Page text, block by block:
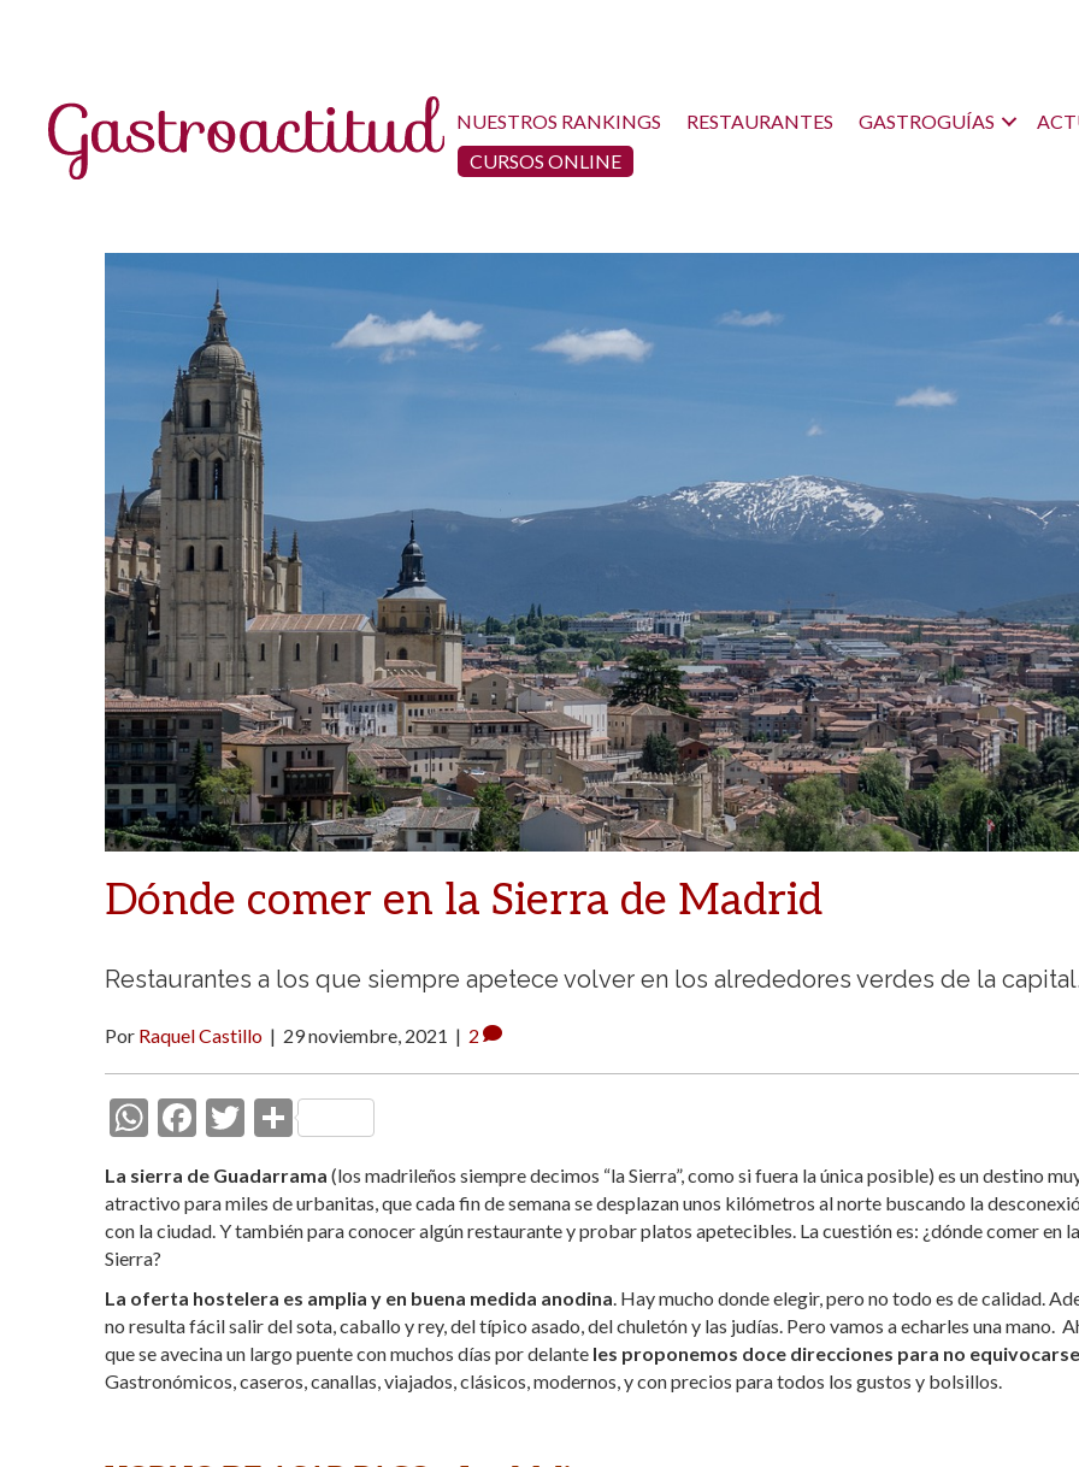
NUESTROS RANKINGS RESTAURANTES GASTROGUÍAS
CURSOS ONLINE
Dónde comer en la Sierra de Madrid
Restaurantes a los que siempre apetece volver en los alrededores verdes de la
Por Raquel Castillo | 29 noviembre, 2021 | 2
W
at
s
A
p
p
F
e
b
o
k
T
itt
er
C
m
p
ti
r
La sierra de Guadarrama (los madrileños siempre decimos “la Sierra”, como si fuera la única posible) es un destino
atractivo para miles de urbanitas, que cada fin de semana se desplazan unos kilómetros al norte buscando la
con la ciudad. Y también para conocer algún restaurante y probar platos apetecibles. La cuestión es: ¿dónde comer en la
Sierra?
La oferta hostelera es amplia y en buena medida anodina. Hay mucho donde elegir, pero no todo es de calidad.
no resulta fácil salir del sota, caballo y rey, del típico asado, del chuletón y las judías. Pero vamos a echarles una mano.
que se avecina un largo puente con muchos días por delante les proponemos doce direcciones para no equivocarse
Gastronómicos, caseros, canallas, viajados, clásicos, modernos, y con precios para todos los gustos y bolsillos.